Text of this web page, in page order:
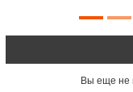
Вы еще не